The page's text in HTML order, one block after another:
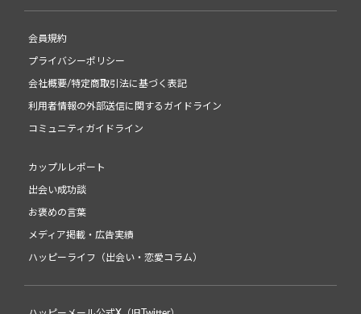
会員規約
プライバシーポリシー
会社概要/特定商取引法に基づく表記
利用者情報の外部送信に関するガイドライン
コミュニティガイドライン
カップルレポート
出会い成功談
お褒めの言葉
メディア掲載・広告実績
ハッピーライフ（出会い・恋愛コラム）